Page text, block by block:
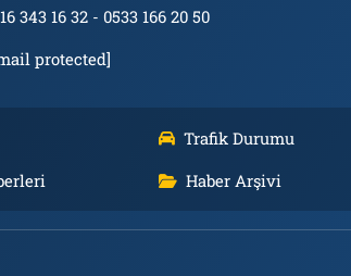
343 16 32 - 0533 166 20 50
protected]
Trafik Durumu
Haber Arşivi